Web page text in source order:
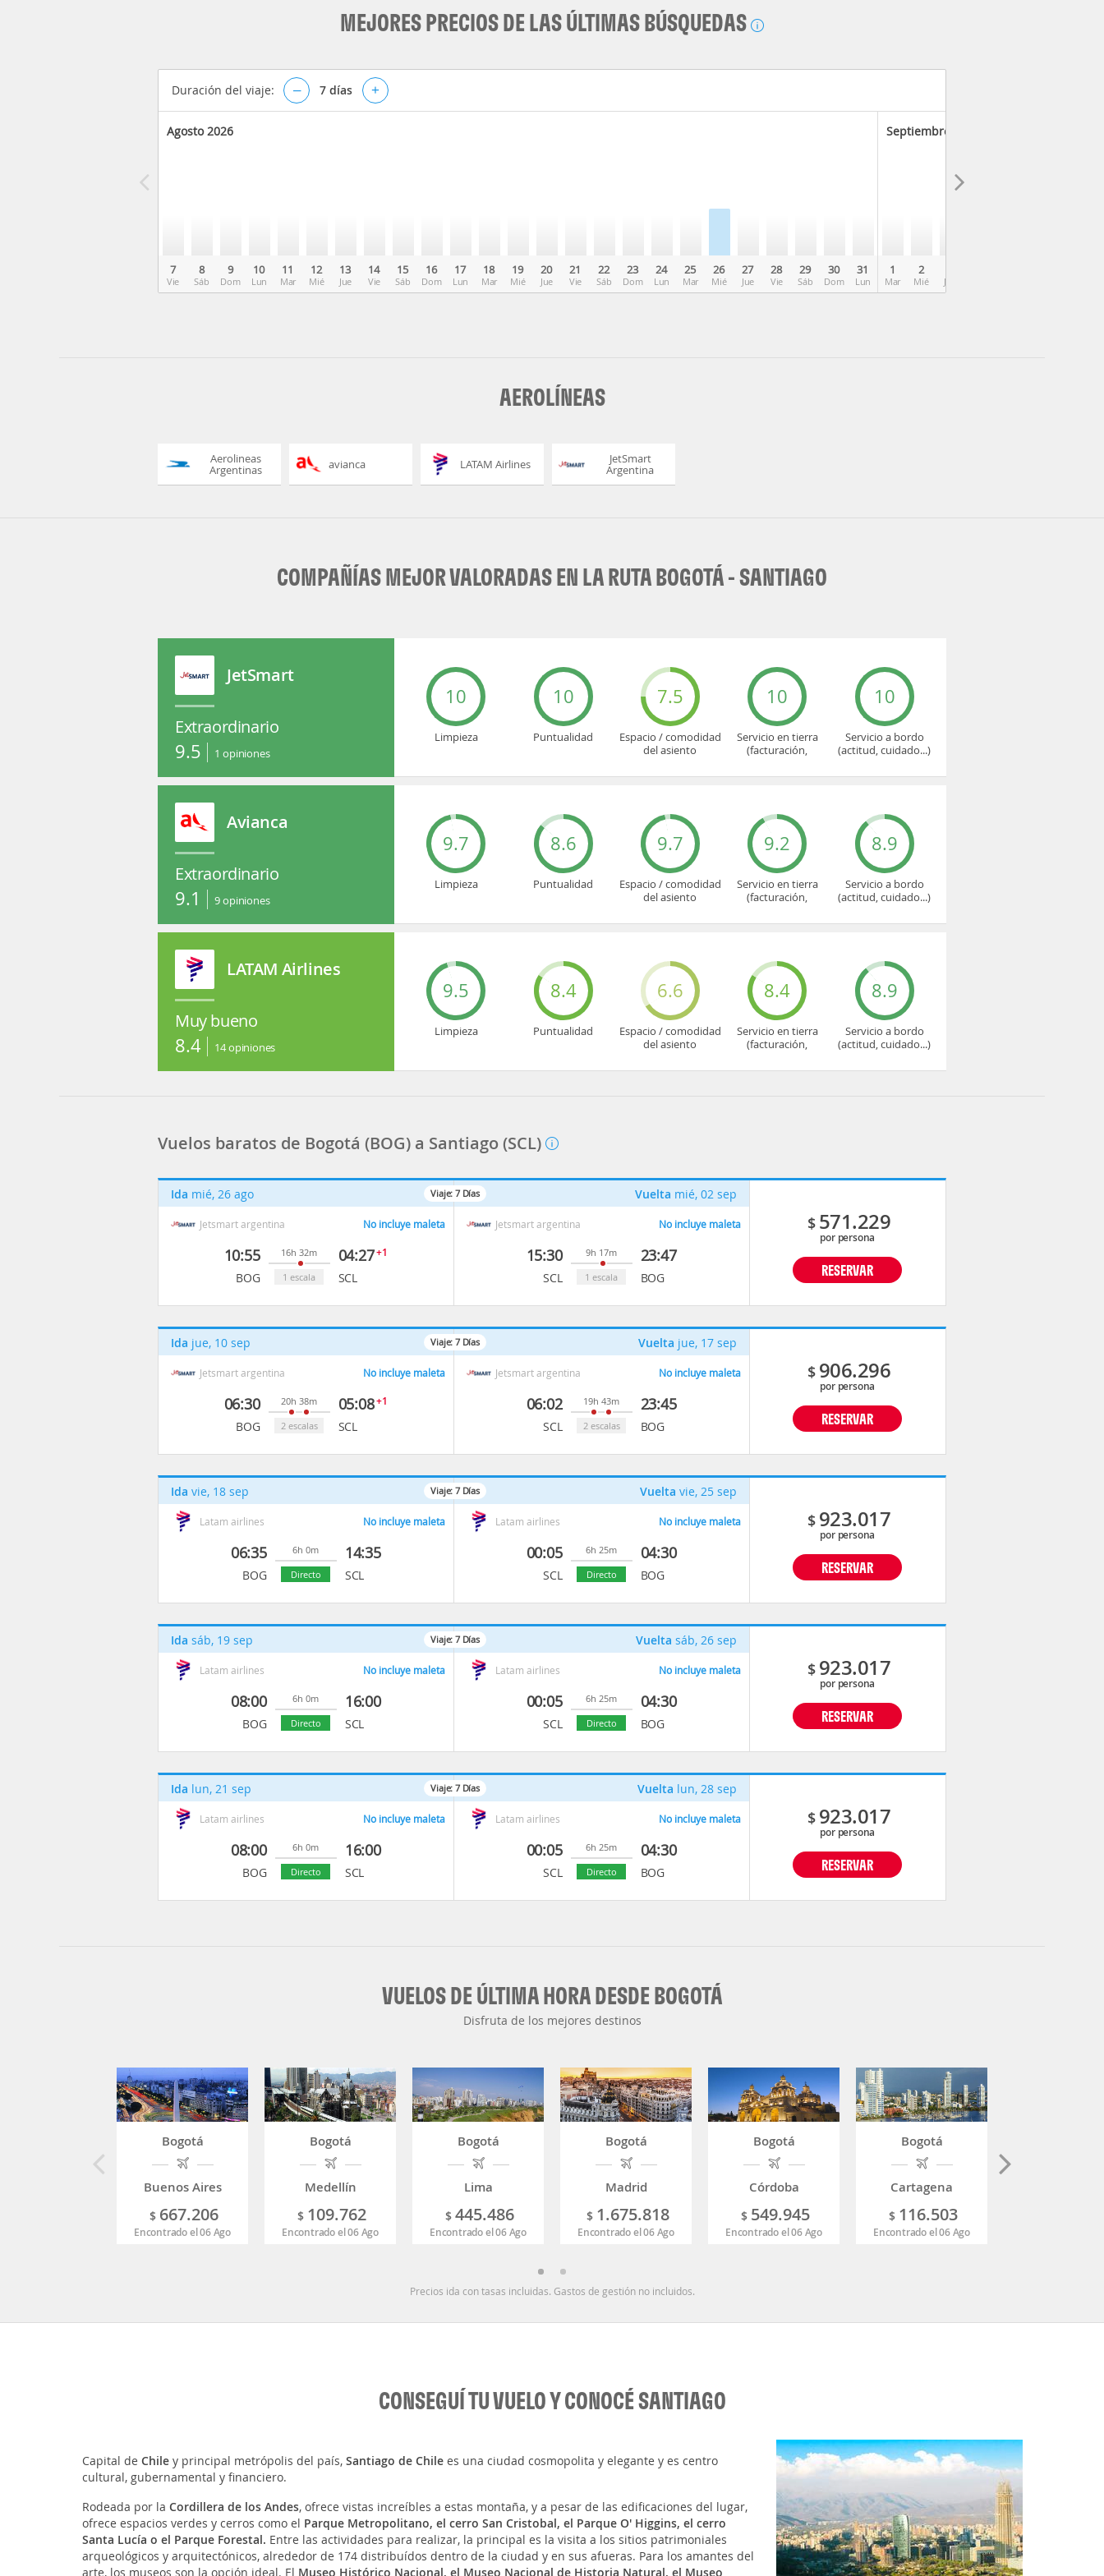
MEJORES PRECIOS DE LAS ÚLTIMAS BÚSQUEDAS
Duración del viaje: – 7 días +
Agosto 2026
7
Vie
8
Sáb
9
Dom
10
Lun
11
Mar
12
Mié
13
Jue
14
Vie
15
Sáb
16
Dom
17
Lun
18
Mar
19
Mié
20
Jue
21
Vie
22
Sáb
23
Dom
24
Lun
25
Mar
26
Mié
27
Jue
28
Vie
29
Sáb
30
Dom
31
Lun
Septiembre 2026
1
Mar
2
Mié Jue
AEROLÍNEAS
Aerolineas
Argentinas avianca LATAM Airlines JetSmart
Argentina
COMPAÑÍAS MEJOR VALORADAS EN LA RUTA BOGOTÁ - SANTIAGO
JetSmart
Extraordinario
9.5 1 opiniones
10
Limpieza
10
Puntualidad
7.5
Espacio / comodidad
del asiento
10
Servicio en tierra
(facturación,
10
Servicio a bordo
(actitud, cuidado...)
Avianca
Extraordinario
9.1 9opiniones
9.7
Limpieza
8.6
Puntualidad
9.7
Espacio / comodidad
del asiento
9.2
Servicio en tierra
(facturación,
8.9
Servicio a bordo
(actitud, cuidado...)
LATAM Airlines
Muy bueno
8.4 14opiniones
9.5
Limpieza
8.4
Puntualidad
6.6
Espacio / comodidad
del asiento
8.4
Servicio en tierra
(facturación,
8.9
Servicio a bordo
(actitud, cuidado...)
Vuelos baratos de Bogotá (BOG) a Santiago (SCL)
Viaje: 7 Días
Ida mié, 26 ago
Jetsmart argentina No incluye maleta
10:55
BOG
16h 32m
1 escala
04:27+1
SCL
Vuelta mié, 02 sep
Jetsmart argentina No incluye maleta
15:30
SCL
9h 17m
1 escala
23:47
BOG
$ 571.229
por persona
RESERVAR
Viaje: 7 Días
Ida jue, 10 sep
Jetsmart argentina No incluye maleta
06:30
BOG
20h 38m
2 escalas
05:08+1
SCL
Vuelta jue, 17 sep
Jetsmart argentina No incluye maleta
06:02
SCL
19h 43m
2 escalas
23:45
BOG
$ 906.296
por persona
RESERVAR
Viaje: 7 Días
Ida vie, 18 sep
Latam airlines No incluye maleta
06:35
BOG
6h 0m
Directo
14:35
SCL
Vuelta vie, 25 sep
Latam airlines No incluye maleta
00:05
SCL
6h 25m
Directo
04:30
BOG
$ 923.017
por persona
RESERVAR
Viaje: 7 Días
Ida sáb, 19 sep
Latam airlines No incluye maleta
08:00
BOG
6h 0m
Directo
16:00
SCL
Vuelta sáb, 26 sep
Latam airlines No incluye maleta
00:05
SCL
6h 25m
Directo
04:30
BOG
$ 923.017
por persona
RESERVAR
Viaje: 7 Días
Ida lun, 21 sep
Latam airlines No incluye maleta
08:00
BOG
6h 0m
Directo
16:00
SCL
Vuelta lun, 28 sep
Latam airlines No incluye maleta
00:05
SCL
6h 25m
Directo
04:30
BOG
$ 923.017
por persona
RESERVAR
VUELOS DE ÚLTIMA HORA DESDE BOGOTÁ
Disfruta de los mejores destinos
Bogotá
Buenos Aires
$ 667.206
Encontrado el 06 Ago
Bogotá
Medellín
$ 109.762
Encontrado el 06 Ago
Bogotá
Lima
$ 445.486
Encontrado el 06 Ago
Bogotá
Madrid
$ 1.675.818
Encontrado el 06 Ago
Bogotá
Córdoba
$ 549.945
Encontrado el 06 Ago
Bogotá
Cartagena
$ 116.503
Encontrado el 06 Ago
Precios ida con tasas incluidas. Gastos de gestión no incluidos.
CONSEGUÍ TU VUELO Y CONOCÉ SANTIAGO
Capital de Chiley principal metrópolis del país, Santiago de Chilees una ciudad cosmopolita y elegante y es centro
cultural, gubernamental y financiero.
Rodeada por la Cordillera de los Andes, ofrece vistas increíbles a estas montaña, y a pesar de las edificaciones del lugar,
ofrece espacios verdes y cerros como el Parque Metropolitano, el cerro San Cristobal, el Parque O' Higgins, el cerro
Santa Lucía o el Parque Forestal. Entre las actividades para realizar, la principal es la visita a los sitios patrimoniales
arqueológicos y arquitectónicos, alrededor de 174 distribuídos dentro de la ciudad y en sus afueras. Para los amantes del
arte, los museos son la opción ideal. El Museo Histórico Nacional, el Museo Nacional de Historia Natural, el Museo